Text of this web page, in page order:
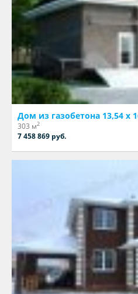
Дом из газобетона 13,54 х
303 м2
7 458 869 руб.